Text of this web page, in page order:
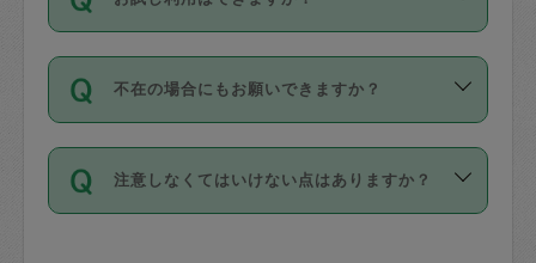
ールに記載していますので、各自の得意
を依頼してください。
※テストセンターの講評は１件目のレビュ
参考
【詳細】タスカジさんの登録に際
す。
写真を撮り、
詳細FAQ：
損害賠償保険について教えて
タスカジさんへ「募集」をかけることが
可能です。
1. 直前キャンセル（定期、スポット契約
共通）
72時間を超える※と、以下のキャンセル
料が発生します。
「お試し利用」というメニューはありま
せんが、「一回のみ」依頼を活用するこ
とによって、気に入ったタスカジさんを
まず、条件の合う気になるタスカジさ
不在の場合にもお願いできますか？
不在の場合の作業はタスカジさんの同意
が必要です。数回の依頼ののち、タスカ
ジさんと依頼者の間で十分な信頼関係が
注意しなくてはいけない点はありますか？